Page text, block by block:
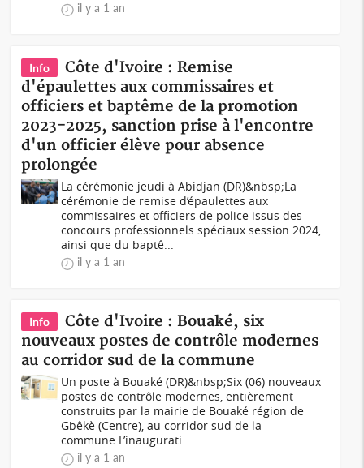
il y a 1 an
Info
Côte d'Ivoire : Remise
d'épaulettes aux commissaires et
officiers et baptême de la promotion
2023-2025, sanction prise à l'encontre
d'un officier élève pour absence
prolongée
La cérémonie jeudi à Abidjan (DR)&nbsp;La
cérémonie de remise d’épaulettes aux
commissaires et officiers de police issus des
concours professionnels spéciaux session 2024,
ainsi que du baptê...
il y a 1 an
Info
Côte d'Ivoire : Bouaké, six
nouveaux postes de contrôle modernes
au corridor sud de la commune
Un poste à Bouaké (DR)&nbsp;Six (06) nouveaux
postes de contrôle modernes, entièrement
construits par la mairie de Bouaké région de
Gbêkè (Centre), au corridor sud de la
commune.L’inaugurati...
il y a 1 an